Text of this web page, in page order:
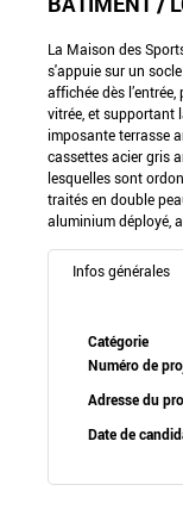
La Maison des
s'appuie sur un
affichée dès
vitrée, et supportant
imposante terrasse
cassettes acier gris
lesquelles sont
traités en double
aluminium déployé,
Infos générales
Catégorie
Numéro de
Adresse du
Date de